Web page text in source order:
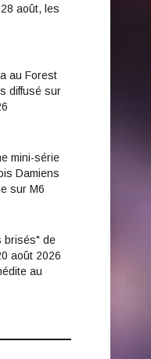
août, les
au Forest
diffusé sur
mini-série
Damiens
sur M6
brisés" de
août 2026
au